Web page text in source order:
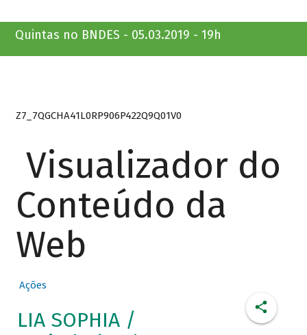
Quintas no BNDES - 05.03.2019 - 19h
Z7_7QGCHA41L0RP906P422Q9Q01V0
Visualizador do
Conteúdo da
Web
Ações
LIA SOPHIA /